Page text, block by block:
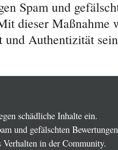
Spam und
dieser Maßnahme
und Authentizität
schädliche Inhalte ein.
und gefälschten
in der Community.